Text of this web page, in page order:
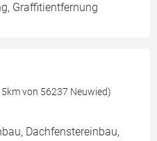
Graffitientfernung
von 56237 Neuwied)
Dachfenstereinbau,